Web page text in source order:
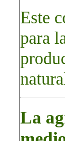
Este
para
La